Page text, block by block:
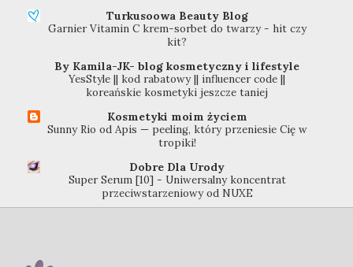
Turkusoowa Beauty Blog
Garnier Vitamin C krem-sorbet do twarzy - hit czy
kit?
By Kamila-JK- blog kosmetyczny i lifestyle
YesStyle || kod rabatowy || influencer code ||
koreańskie kosmetyki jeszcze taniej
Kosmetyki moim życiem
Sunny Rio od Apis — peeling, który przeniesie Cię w
tropiki!
Dobre Dla Urody
Super Serum [10] - Uniwersalny koncentrat
przeciwstarzeniowy od NUXE